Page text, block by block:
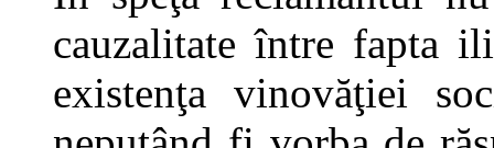
cauzalitate între fapta
existenţa vinovăţiei